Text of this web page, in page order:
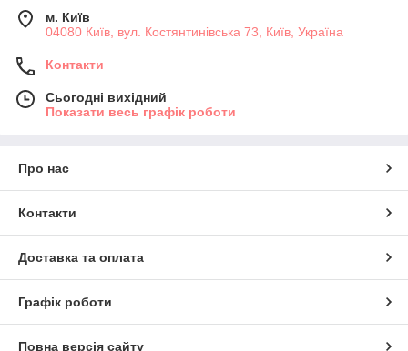
м. Київ
04080 Київ, вул. Костянтинівська 73, Київ, Україна
Контакти
Сьогодні вихідний
Показати весь графік роботи
Про нас
Контакти
Доставка та оплата
Графік роботи
Повна версія сайту